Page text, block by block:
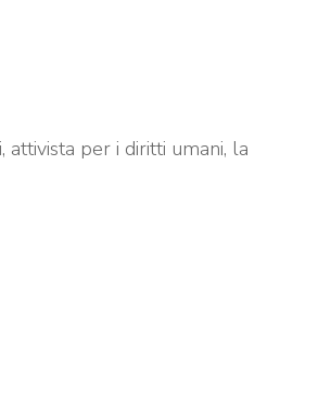
attivista per i diritti umani, la